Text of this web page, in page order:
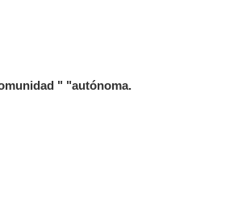
" "autónoma.